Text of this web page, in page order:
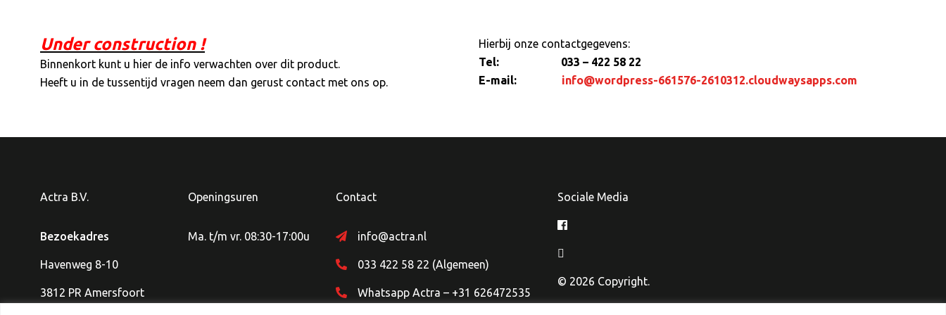
Under construction !
Binnenkort kunt u hier de info verwachten over dit product.
Heeft u in de tussentijd vragen neem dan gerust contact met ons op.
Hierbij onze contactgegevens:
Tel: 033 – 422 58 22
E-mail: info@wordpress-661576-2610312.cloudwaysapps.com
Actra B.V.
Bezoekadres
Havenweg 8-10
3812 PR Amersfoort
Openingsuren
Ma. t/m vr. 08:30-17:00u
Contact
info@actra.nl
033 422 58 22 (Algemeen)
Whatsapp Actra – +31 626472535
Sociale Media
© 2026 Copyright.